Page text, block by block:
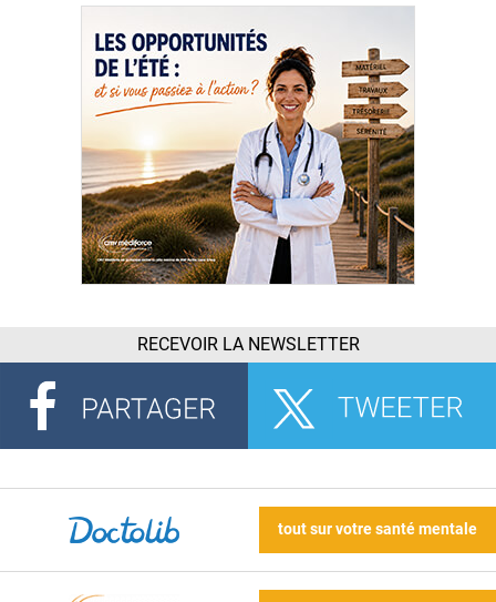
RECEVOIR LA NEWSLETTER
tout sur votre santé mentale